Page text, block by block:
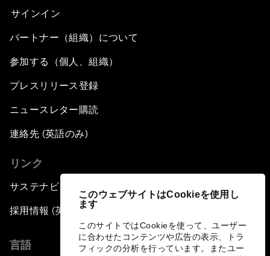
このウェブサイトはCookieを使用し
ます
このサイトではCookieを使って、ユーザー
に合わせたコンテンツや広告の表示、トラ
フィックの分析を行っています。またユー
サインイン
パートナー（組織）について
参加する（個人、組織）
プレスリリース登録
ニュースレター購読
連絡先 (英語のみ)
リンク
サステナビリティへの取り組み
採用情報 (英語のみ)
言語